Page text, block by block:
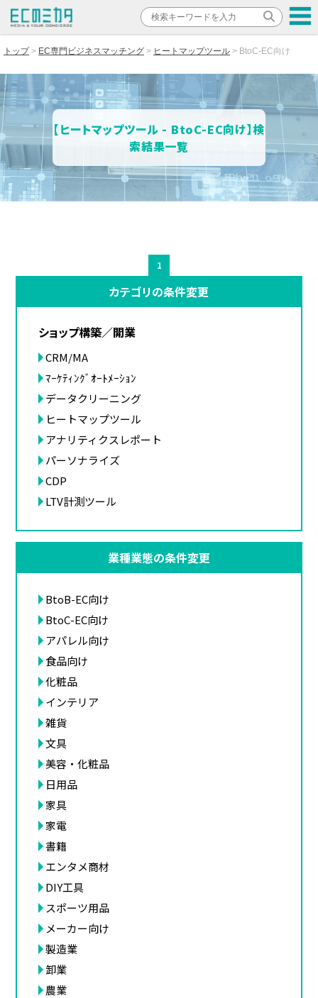
トップ EC専門ビジネスマッチング ヒートマップツール BtoC-EC向け
【ヒートマップツール - BtoC-EC向け】検
索結果一覧
1
カテゴリの条件変更
ショップ構築／開業
CRM/MA
ﾏｰｹﾃｨﾝｸﾞｵｰﾄﾒｰｼｮﾝ
データクリーニング
ヒートマップツール
アナリティクスレポート
パーソナライズ
CDP
LTV計測ツール
業種業態の条件変更
BtoB-EC向け
BtoC-EC向け
アパレル向け
食品向け
化粧品
インテリア
雑貨
文具
美容・化粧品
日用品
家具
家電
書籍
エンタメ商材
DIY工具
スポーツ用品
メーカー向け
製造業
卸業
農業